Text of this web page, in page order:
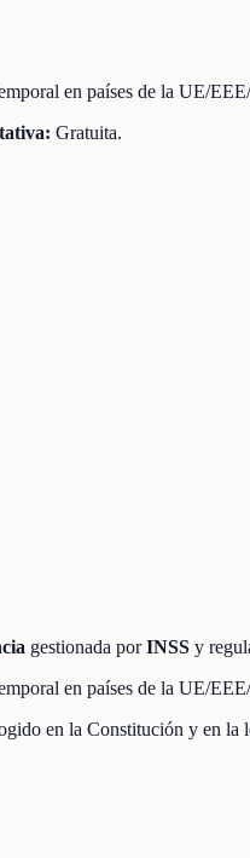
en países de la UE/
Gratuita.
gestionada porINSS y
en países de la UE/
en la Constitución y en